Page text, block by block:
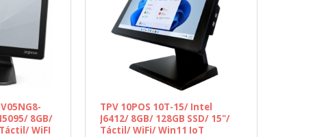
8GB/
WiFI
TPV 10POS 10T-15/ Intel
J6412/ 8GB/ 128GB SSD/ 15"/
Táctil/ WiFi/ Win11 IoT